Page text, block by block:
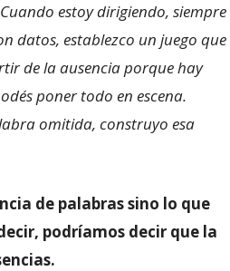
estoy dirigiendo, siempre
datos, establezco un juego que
de la ausencia porque hay
poner todo en escena.
omitida, construyo esa
de palabras sino lo que
podríamos decir que la